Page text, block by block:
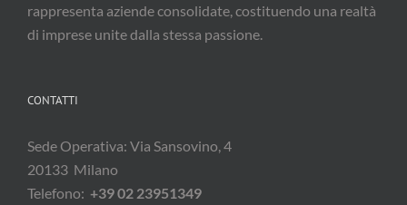
rappresenta aziende consolidate, costituendo una realtà
di imprese unite dalla stessa passione.
CONTATTI
Sede Operativa: Via Sansovino, 4
20133 Milano
Telefono: +39 02 23951349